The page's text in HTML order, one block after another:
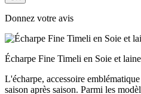
Donnez votre avis
Écharpe Fine Timeli en Soie et laine
L'écharpe, accessoire
saison après saison. Parmi les